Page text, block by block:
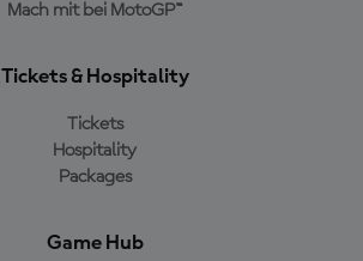
Mach mit bei MotoGP™
Tickets & Hospitality
Tickets
Hospitality
Packages
Game Hub